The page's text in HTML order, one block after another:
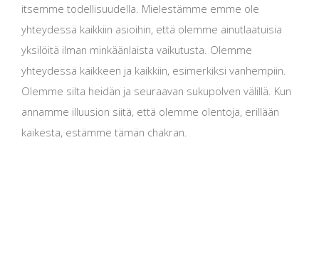
itsemme todellisuudella. Mielestämme emme ole
yhteydessä kaikkiin asioihin, että olemme ainutlaatuisia
yksilöitä ilman minkäänlaista vaikutusta. Olemme
yhteydessä kaikkeen ja kaikkiin, esimerkiksi vanhempiin.
Olemme silta heidän ja seuraavan sukupolven välillä. Kun
annamme illuusion siitä, että olemme olentoja, erillään
kaikesta, estämme tämän chakran.